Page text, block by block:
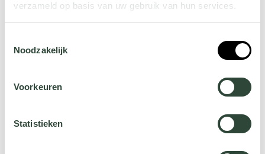
verzameld op basis van uw gebruik van hun services.
jehier.
Noodzakelijk
Voorkeuren
Statistieken